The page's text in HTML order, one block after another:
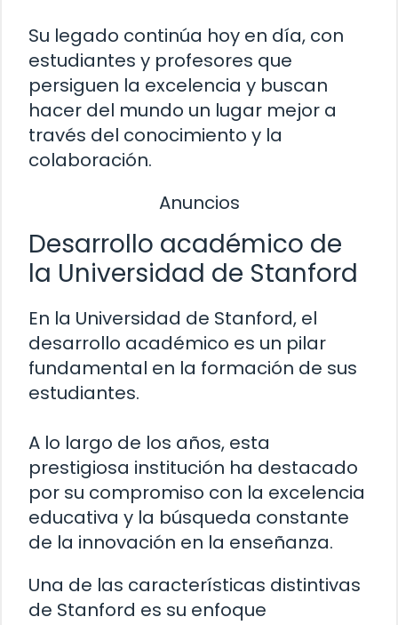
Su legado continúa hoy en día, con
estudiantes y profesores que
persiguen la excelencia y buscan
hacer del mundo un lugar mejor a
través del conocimiento y la
colaboración.
Anuncios
Desarrollo académico de
la Universidad de Stanford
En la Universidad de Stanford, el
desarrollo académico es un pilar
fundamental en la formación de sus
estudiantes.
A lo largo de los años, esta
prestigiosa institución ha destacado
por su compromiso con la excelencia
educativa y la búsqueda constante
de la innovación en la enseñanza.
Una de las características distintivas
de Stanford es su enfoque